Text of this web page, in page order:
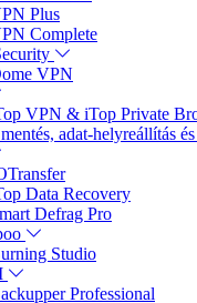
Plus
Complete
VPN
VPN & iTop Private
adat-helyreállítás
Data Recovery
Defrag Pro
Studio
Professional